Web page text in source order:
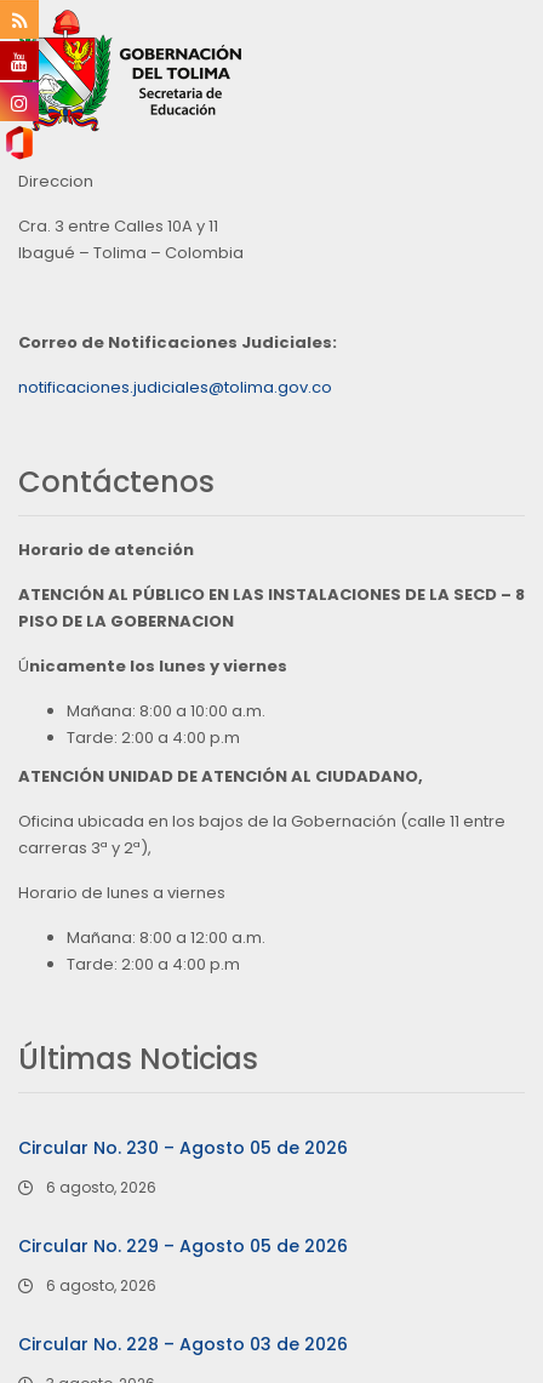
Direccion
Cra. 3 entre Calles 10A y 11
Ibagué – Tolima – Colombia
Correo de Notificaciones Judiciales:
notificaciones.judiciales@tolima.gov.co
Contáctenos
Horario de atención
ATENCIÓN AL PÚBLICO EN LAS INSTALACIONES DE LA SECD – 8
PISO DE LA GOBERNACION
Únicamente los lunes y viernes
Mañana: 8:00 a 10:00 a.m.
Tarde: 2:00 a 4:00 p.m
ATENCIÓN UNIDAD DE ATENCIÓN AL CIUDADANO,
Oficina ubicada en los bajos de la Gobernación (calle 11 entre
carreras 3ª y 2ª),
Horario de lunes a viernes
Mañana: 8:00 a 12:00 a.m.
Tarde: 2:00 a 4:00 p.m
Últimas Noticias
Circular No. 230 – Agosto 05 de 2026
6 agosto, 2026
Circular No. 229 – Agosto 05 de 2026
6 agosto, 2026
Circular No. 228 – Agosto 03 de 2026